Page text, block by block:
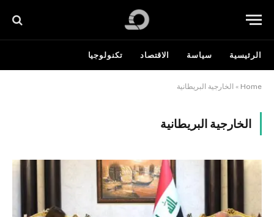
الرئيسية سياسة الاقتصاد تكنولوجيا
Home
» الخارجية البريطانية
الخارجية البريطانية